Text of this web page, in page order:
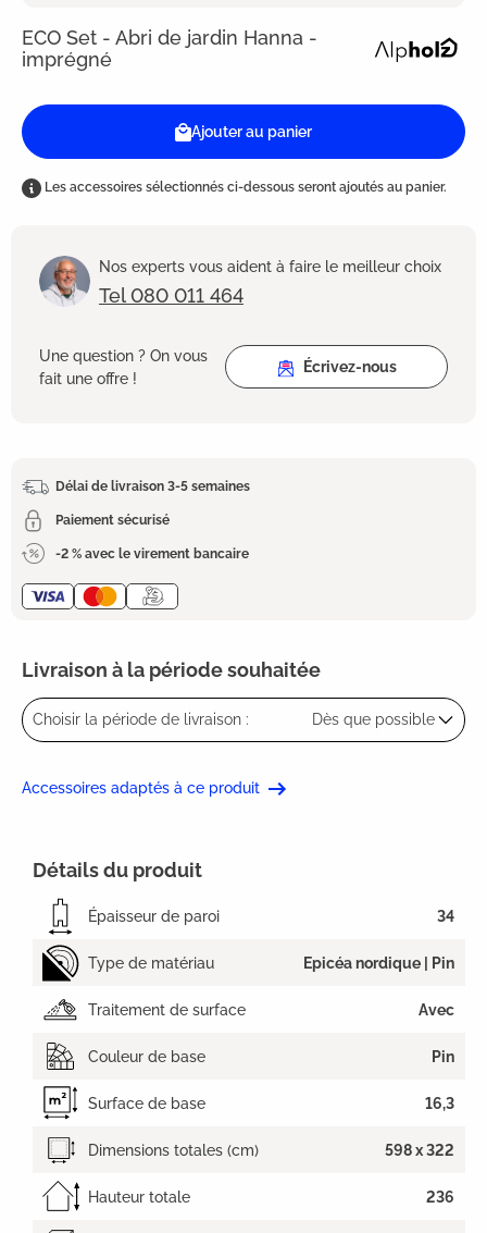
ECO Set - Abri de jardin Hanna -
imprégné
Ajouter au panier
Les accessoires sélectionnés ci-dessous seront ajoutés au panier.
Nos experts vous aident à faire le meilleur choix
Tel 080 011 464
Une question ? On vous
fait une offre !
Écrivez-nous
Délai de livraison 3-5 semaines
Paiement sécurisé
-2 % avec le virement bancaire
Livraison à la période souhaitée
Choisir la période de livraison : Dès que possible
Accessoires adaptés à ce produit
Détails du produit
Épaisseur de paroi 34
Type de matériau Epicéa nordique | Pin
Traitement de surface Avec
Couleur de base Pin
Surface de base 16,3
Dimensions totales (cm) 598 x 322
Hauteur totale 236